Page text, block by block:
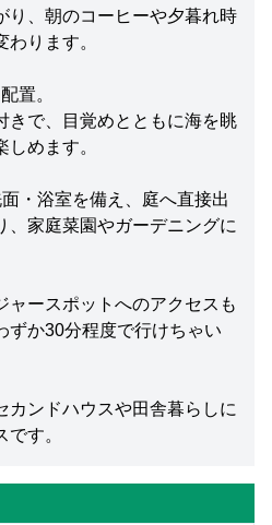
り、朝のコーヒーや夕暮れ時
ります。
置。
きで、目覚めとともに海を眺
めます。
・浴室を備え、庭へ直接出
、家庭菜園やガーデニングに
ャースポットへのアクセスも
ずか30分程度で行けちゃい
カンドハウスや田舎暮らしに
す。